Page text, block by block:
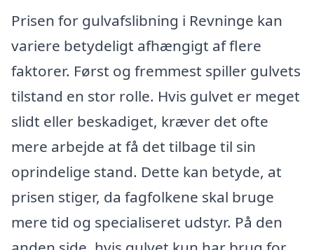
Prisen for gulvafslibning i Revninge kan
variere betydeligt afhængigt af flere
faktorer. Først og fremmest spiller gulvets
tilstand en stor rolle. Hvis gulvet er meget
slidt eller beskadiget, kræver det ofte
mere arbejde at få det tilbage til sin
oprindelige stand. Dette kan betyde, at
prisen stiger, da fagfolkene skal bruge
mere tid og specialiseret udstyr. På den